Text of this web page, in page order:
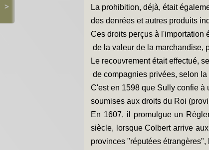
>
La prohibition, déjà, était
des denrées et autres produits
Ces droits perçus à l'importation
de la valeur de la marchandise,
Le recouvrement était effectué,
de compagnies privées, selon
C'est en 1598 que Sully confie à
soumises aux droits du Roi
En 1607, il promulgue un
siècle, lorsque Colbert arrive
provinces "réputées